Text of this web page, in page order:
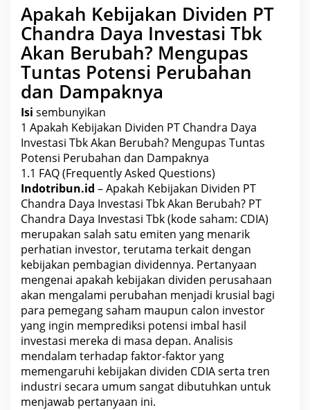
i
T
b
k
a
n
B
e
r
u
b
a
h
?
Apakah Kebijakan Dividen PT
Chandra Daya Investasi Tbk
Akan Berubah? Mengupas
Tuntas Potensi Perubahan
dan Dampaknya
Isi sembunyikan
1 Apakah Kebijakan Dividen PT Chandra Daya
Investasi Tbk Akan Berubah? Mengupas Tuntas
Potensi Perubahan dan Dampaknya
1.1 FAQ (Frequently Asked Questions)
Indotribun.id – Apakah Kebijakan Dividen PT
Chandra Daya Investasi Tbk Akan Berubah? PT
Chandra Daya Investasi Tbk (kode saham: CDIA)
merupakan salah satu emiten yang menarik
perhatian investor, terutama terkait dengan
kebijakan pembagian dividennya. Pertanyaan
mengenai apakah kebijakan dividen perusahaan
akan mengalami perubahan menjadi krusial bagi
para pemegang saham maupun calon investor
yang ingin memprediksi potensi imbal hasil
investasi mereka di masa depan. Analisis
mendalam terhadap faktor-faktor yang
memengaruhi kebijakan dividen CDIA serta tren
industri secara umum sangat dibutuhkan untuk
menjawab pertanyaan ini.